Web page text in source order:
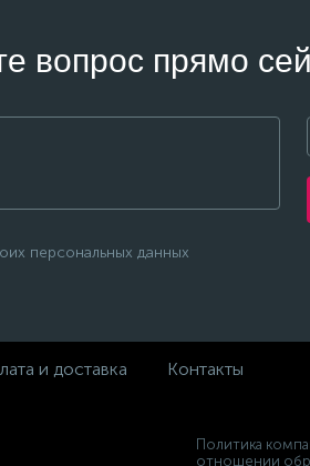
вопрос прямо
персональных данных
и доставка Контакты
Политика
отношении